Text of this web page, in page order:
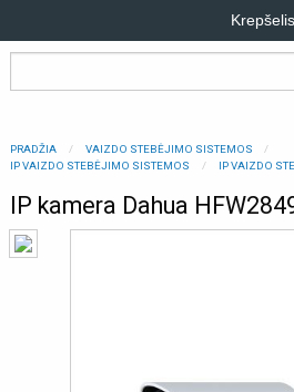
PRADŽIA
VAIZDO STEBĖJIMO SISTEMOS
IP VAIZDO STEBĖJIMO SISTEMOS
IP VAIZDO
IP kamera Dahua